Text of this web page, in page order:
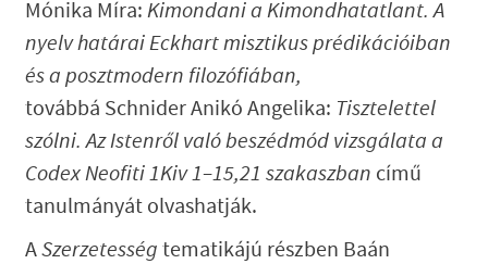
Mónika Míra: Kimondani a Kimondhatatlant. A
nyelv határai Eckhart misztikus prédikációiban
és a posztmodern filozófiában,
továbbá Schnider Anikó Angelika: Tisztelettel
szólni. Az Istenről való beszédmód vizsgálata a
Codex Neofiti 1Kiv 1–15,21 szakaszban című
tanulmányát olvashatják.
ASzerzetesség tematikájú részben Baán